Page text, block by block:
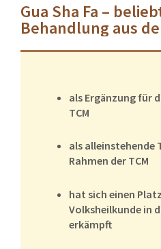
Gua Sha Fa –
Behandlung aus
als Ergänzung für
TCM
als alleinstehende
Rahmen der TCM
hat sich einen
Volksheilkunde in
erkämpft